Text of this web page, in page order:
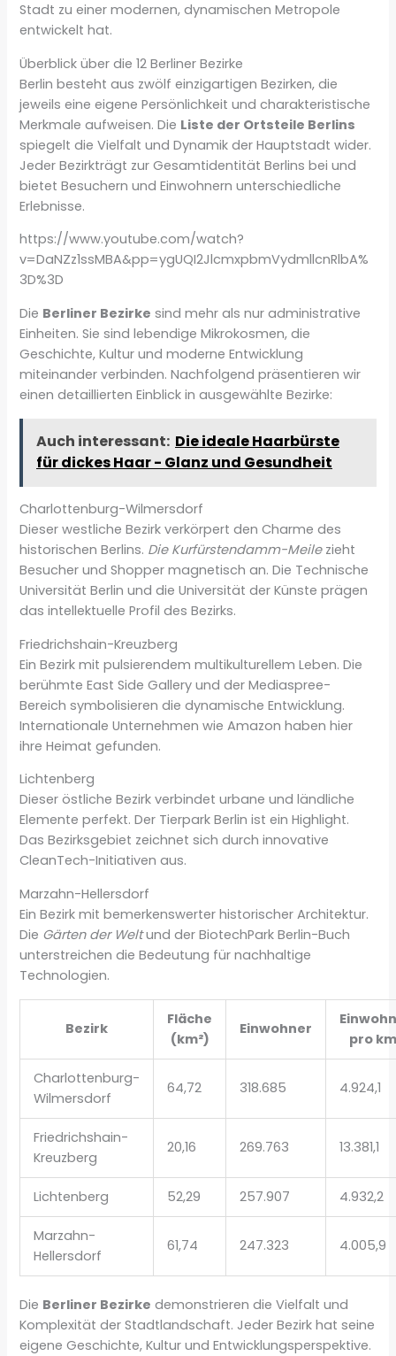
Stadt zu einer modernen, dynamischen Metropole
entwickelt hat.
Überblick über die 12 Berliner Bezirke
Berlin besteht aus zwölf einzigartigen Bezirken, die
jeweils eine eigene Persönlichkeit und charakteristische
Merkmale aufweisen. Die Liste der Ortsteile Berlins
spiegelt die Vielfalt und Dynamik der Hauptstadt wider.
Jeder Bezirkträgt zur Gesamtidentität Berlins bei und
bietet Besuchern und Einwohnern unterschiedliche
Erlebnisse.
https://www.youtube.com/watch?
v=DaNZz1ssMBA&pp=ygUQI2JlcmxpbmVydmllcnRlbA%
3D%3D
Die Berliner Bezirke sind mehr als nur administrative
Einheiten. Sie sind lebendige Mikrokosmen, die
Geschichte, Kultur und moderne Entwicklung
miteinander verbinden. Nachfolgend präsentieren wir
einen detaillierten Einblick in ausgewählte Bezirke:
Auch interessant: Die ideale Haarbürste
für dickes Haar - Glanz und Gesundheit
Charlottenburg-Wilmersdorf
Dieser westliche Bezirk verkörpert den Charme des
historischen Berlins. Die Kurfürstendamm-Meilezieht
Besucher und Shopper magnetisch an. Die Technische
Universität Berlin und die Universität der Künste prägen
das intellektuelle Profil des Bezirks.
Friedrichshain-Kreuzberg
Ein Bezirk mit pulsierendem multikulturellem Leben. Die
berühmte East Side Gallery und der Mediaspree-
Bereich symbolisieren die dynamische Entwicklung.
Internationale Unternehmen wie Amazon haben hier
ihre Heimat gefunden.
Lichtenberg
Dieser östliche Bezirk verbindet urbane und ländliche
Elemente perfekt. Der Tierpark Berlin ist ein Highlight.
Das Bezirksgebiet zeichnet sich durch innovative
CleanTech-Initiativen aus.
Marzahn-Hellersdorf
Ein Bezirk mit bemerkenswerter historischer Architektur.
Die Gärten der Weltund der BiotechPark Berlin-Buch
unterstreichen die Bedeutung für nachhaltige
Technologien.
Bezirk
Fläche
(km²)
Einwohner
pro
Charlottenburg-
Wilmersdorf
64,72 318.685 4.924,1
Friedrichshain-
Kreuzberg
20,16 269.763 13.381,1
Lichtenberg 52,29 257.907 4.932,2
Marzahn-
Hellersdorf
61,74 247.323 4.005,9
Die Berliner Bezirke demonstrieren die Vielfalt und
Komplexität der Stadtlandschaft. Jeder Bezirk hat seine
eigene Geschichte, Kultur und Entwicklungsperspektive.